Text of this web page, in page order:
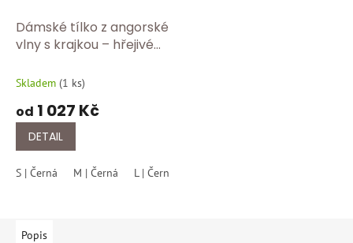
Dámské tílko z angorské
vlny s krajkou – hřejivé
1173/750
Skladem (1 ks)
od 1 027 Kč
DETAIL
S | Černá M | Černá L | Černá
Popis